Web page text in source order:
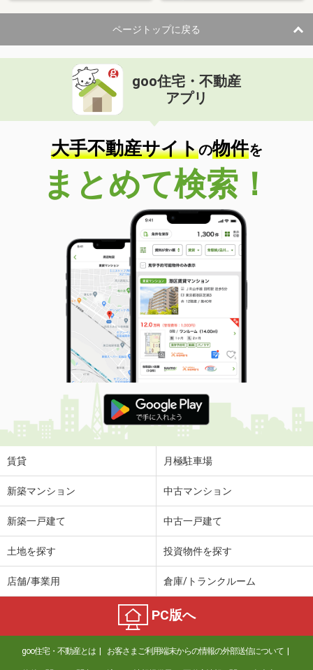
ページトップに戻る
goo住宅・不動産
アプリ
大手不動産サイトの物件を
まとめて検索！
賃貸 月極駐車場
新築マンション 中古マンション
新築一戸建て 中古一戸建て
土地を探す 投資物件を探す
店舗/事業用 倉庫/トランクルーム
PC版へ
goo住宅・不動産とは お客さまご利用端末からの情報の外部送信について